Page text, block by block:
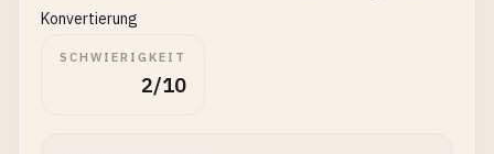
Konvertierung
SCHWIERIGKEIT
2/10